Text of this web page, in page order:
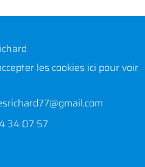
les cookies ici pour voir
34 07 57